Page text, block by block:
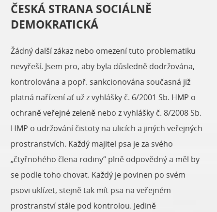
ČESKÁ STRANA SOCIÁLNĚ
DEMOKRATICKÁ
Žádný další zákaz nebo omezení tuto problematiku
nevyřeší. Jsem pro, aby byla důsledně dodržována,
kontrolována a popř. sankcionována současná již
platná nařízení ať už z vyhlášky č. 6/2001 Sb. HMP o
ochraně veřejné zeleně nebo z vyhlášky č. 8/2008 Sb.
HMP o udržování čistoty na ulicích a jiných veřejných
prostranstvích. Každý majitel psa je za svého
„čtyřnohého člena rodiny“ plně odpovědný a měl by
se podle toho chovat. Každý je povinen po svém
psovi uklízet, stejně tak mít psa na veřejném
prostranství stále pod kontrolou. Jedině